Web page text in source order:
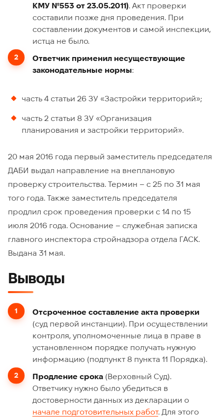
КМУ №553 от 23.05.2011). Акт проверки
составили позже дня проведения. При
составлении документов и самой инспекции,
истца не было.
Ответчик применил несуществующие
законодательные нормы:
часть 4 статьи 26 ЗУ «Застройки территорий»;
часть 2 статьи 8 ЗУ «Организация
планирования и застройки территорий».
20 мая 2016 года первый заместитель председателя
ДАБИ выдал направление на внеплановую
проверку строительства. Термин – с 25 по 31 мая
того года. Также заместитель председателя
продлил срок проведения проверки с 14 по 15
июля 2016 года. Основание – служебная записка
главного инспектора стройнадзора отдела ГАСК.
Выдана 31 мая.
Выводы
Отсроченное составление акта проверки
(суд первой инстанции). При осуществлении
контроля, уполномоченные лица в праве в
установленном порядке получать нужную
информацию (подпункт 8 пункта 11 Порядка).
Продление срока (Верховный Суд).
Ответчику нужно было убедиться в
достоверности данных из декларации о
начале подготовительных работ. Для этого